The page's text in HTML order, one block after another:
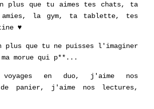
plus que tu aimes tes chats, ta
amies, la gym, ta tablette, tes
♥
plus que tu ne puisses l'imaginer
ma morue qui p**...
en duo, j'aime nos
de panier, j'aime nos lectures,